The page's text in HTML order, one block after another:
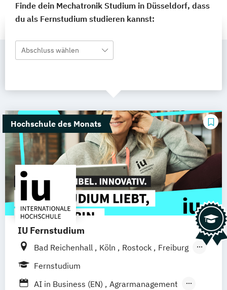
Finde dein Mechatronik Studium in Düsseldorf, dass
du als Fernstudium studieren kannst:
Abschluss wählen
Hochschule des Monats
IU Fernstudium
Bad Reichenhall Köln Rostock
Freiburg
Kiel
Frankfurt am Main
Fernstudium
AI in Business (EN)
Agrarmanagement